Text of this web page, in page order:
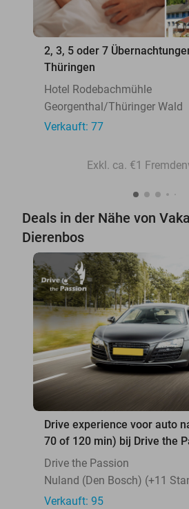
2, 3, 5 oder 7
Thüringen
Hotel Rodebachmühle
Georgenthal/Thüringer Wald
Verkauft: 77
Exkl. ca. €1
Deals in der Nähe von
Dierenbos
Drive experience voor auto
70 of 120 min) bij Drive the
Drive the Passion
Nuland (Den Bosch) (+11
Verkauft: 95